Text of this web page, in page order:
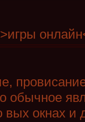
обычное
вых окнах и